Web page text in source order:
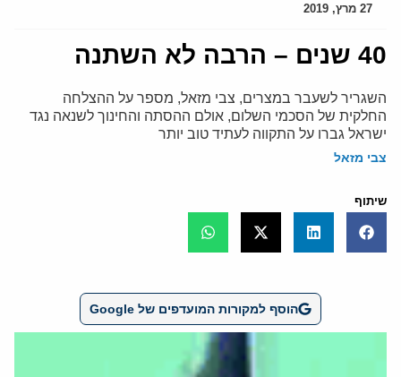
27 מרץ, 2019
40 שנים – הרבה לא השתנה
השגריר לשעבר במצרים, צבי מזאל, מספר על ההצלחה
החלקית של הסכמי השלום, אולם ההסתה והחינוך לשנאה נגד
ישראל גברו על התקווה לעתיד טוב יותר
צבי מזאל
שיתוף
הוסף למקורות המועדפים של Google